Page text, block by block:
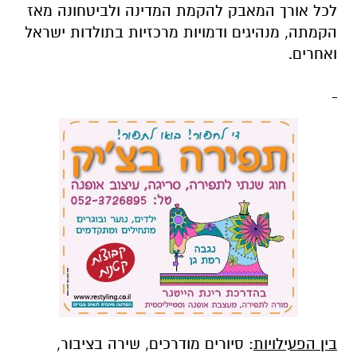
לכל אורך המאבק להקמת המדינה ולביטחונה מאז
הקמתה, מנהיגים ודמויות מרכזיות בתולדות ישראל
ואחרים.
בין הפעילויות: סיורים מודרכים, שירה בציבור,